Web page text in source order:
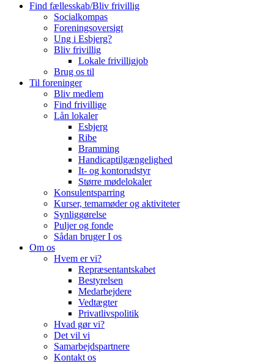
Find fællesskab/Bliv frivillig
Socialkompas
Foreningsoversigt
Ung i Esbjerg?
Bliv frivillig
Lokale frivilligjob
Brug os til
Til foreninger
Bliv medlem
Find frivillige
Lån lokaler
Esbjerg
Ribe
Bramming
Handicaptilgængelighed
It- og kontorudstyr
Større mødelokaler
Konsulentsparring
Kurser, temamøder og aktiviteter
Synliggørelse
Puljer og fonde
Sådan bruger I os
Om os
Hvem er vi?
Repræsentantskabet
Bestyrelsen
Medarbejdere
Vedtægter
Privatlivspolitik
Hvad gør vi?
Det vil vi
Samarbejdspartnere
Kontakt os